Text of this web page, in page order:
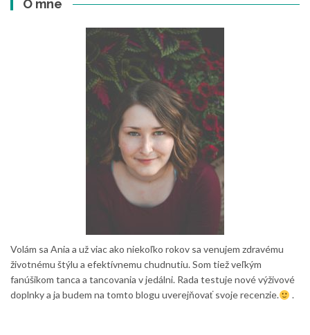
O mne
Volám sa Ania a už viac ako niekoľko rokov sa venujem zdravému
životnému štýlu a efektívnemu chudnutiu. Som tiež veľkým
fanúšikom tanca a tancovania v jedálni. Rada testuje nové výživové
doplnky a ja budem na tomto blogu uverejňovať svoje recenzie.
.